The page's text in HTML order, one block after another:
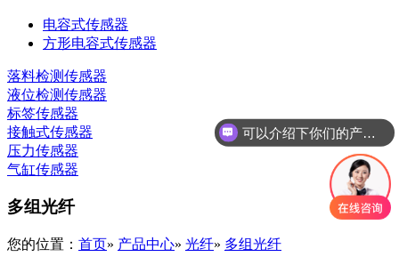
电容式传感器
方形电容式传感器
落料检测传感器
液位检测传感器
标签传感器
接触式传感器
压力传感器
气缸传感器
多组光纤
您的位置： 首页» 产品中心» 光纤» 多组光纤
你们是怎么收费的呢